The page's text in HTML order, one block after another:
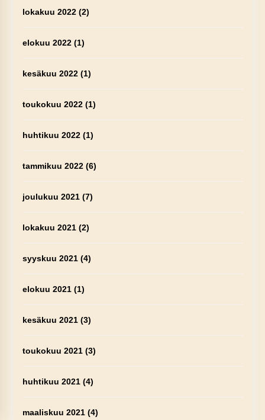
lokakuu 2022(2)
elokuu 2022(1)
kesäkuu 2022(1)
toukokuu 2022(1)
huhtikuu 2022(1)
tammikuu 2022(6)
joulukuu 2021(7)
lokakuu 2021(2)
syyskuu 2021(4)
elokuu 2021(1)
kesäkuu 2021(3)
toukokuu 2021(3)
huhtikuu 2021(4)
maaliskuu 2021(4)